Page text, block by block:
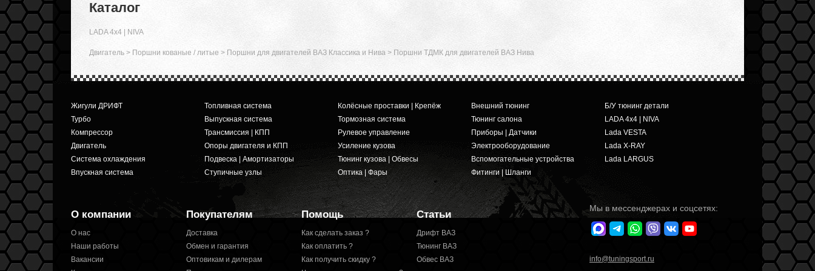
Каталог
LADA 4x4 | NIVA
Двигатель > Поршни кованые / литые > Поршни для двигателей ВАЗ Классика и Нива > Поршни ТДМК для двигателей ВАЗ Нива
Жигули ДРИФТ
Турбо
Компрессор
Двигатель
Система охлаждения
Впускная система
Топливная система
Выпускная система
Трансмиссия | КПП
Опоры двигателя и КПП
Подвеска | Амортизаторы
Ступичные узлы
Колёсные проставки | Крепёж
Тормозная система
Рулевое управление
Усиление кузова
Тюнинг кузова | Обвесы
Оптика | Фары
Внешний тюнинг
Тюнинг салона
Приборы | Датчики
Электрооборудование
Вспомогательные устройства
Фитинги | Шланги
Б/У тюнинг детали
LADA 4x4 | NIVA
Lada VESTA
Lada X-RAY
Lada LARGUS
О компании
О нас
Наши работы
Вакансии
Покупателям
Доставка
Обмен и гарантия
Оптовикам и дилерам
Помощь
Как сделать заказ ?
Как оплатить ?
Как получить скидку ?
Статьи
Дрифт ВАЗ
Тюнинг ВАЗ
Обвес ВАЗ
Мы в мессенджерах и соцсетях:
info@tuningsport.ru